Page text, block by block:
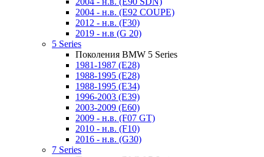
2004 - н.в. (E92 COUPE)
2012 - н.в. (F30)
2019 - н.в (G 20)
5 Series
Поколения BMW 5 Series
1981-1987 (E28)
1988-1995 (E28)
1988-1995 (E34)
1996-2003 (E39)
2003-2009 (E60)
2009 - н.в. (F07 GT)
2010 - н.в. (F10)
2016 - н.в. (G30)
7 Series